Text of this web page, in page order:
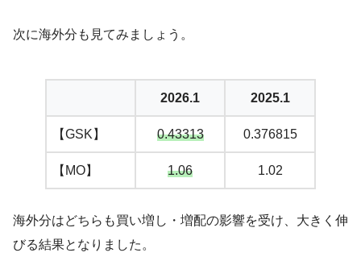
次に海外分も見てみましょう。
2026.1 2025.1
【GSK】 0.43313 0.376815
【MO】 1.06 1.02
海外分はどちらも買い増し・増配の影響を受け、大きく伸
びる結果となりました。